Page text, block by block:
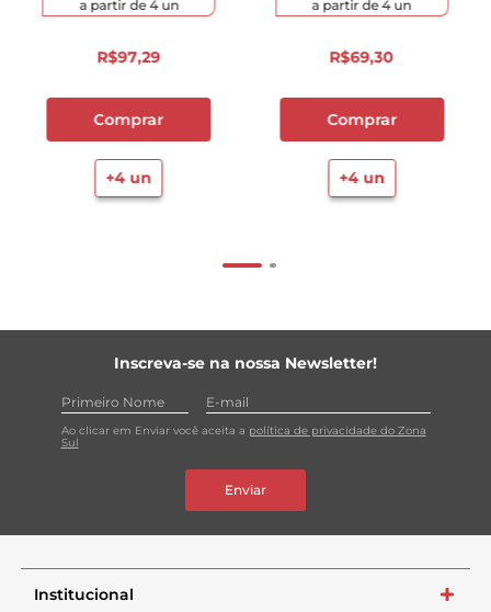
a partir de4un
R$97,29
Comprar
+4un
a partir de4un
R$69,30
Comprar
+4un
Inscreva-se na nossa Newsletter!
Ao clicar em Enviar você aceita a política de privacidade do Zona
Sul
Enviar
Institucional +